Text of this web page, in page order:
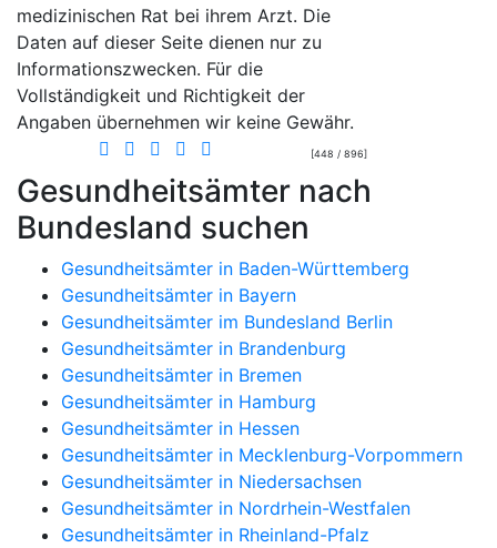
medizinischen Rat bei ihrem Arzt. Die
Daten auf dieser Seite dienen nur zu
Informationszwecken. Für die
Vollständigkeit und Richtigkeit der
Angaben übernehmen wir keine Gewähr.
[448 / 896]
Gesundheitsämter nach
Bundesland suchen
Gesundheitsämter in Baden-Württemberg
Gesundheitsämter in Bayern
Gesundheitsämter im Bundesland Berlin
Gesundheitsämter in Brandenburg
Gesundheitsämter in Bremen
Gesundheitsämter in Hamburg
Gesundheitsämter in Hessen
Gesundheitsämter in Mecklenburg-Vorpommern
Gesundheitsämter in Niedersachsen
Gesundheitsämter in Nordrhein-Westfalen
Gesundheitsämter in Rheinland-Pfalz